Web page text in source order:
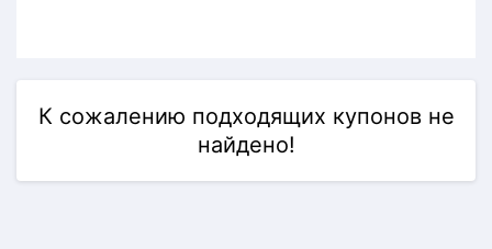
К сожалению подходящих купонов не
найдено!